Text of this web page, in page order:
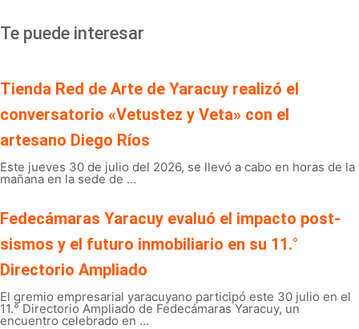
Te puede interesar
Tienda Red de Arte de Yaracuy realizó el
conversatorio «Vetustez y Veta» con el
artesano Diego Ríos
Este jueves 30 de julio del 2026, se llevó a cabo en horas de la
mañana en la sede de ...
Fedecámaras Yaracuy evaluó el impacto post-
sismos y el futuro inmobiliario en su 11.°
Directorio Ampliado
El gremio empresarial yaracuyano participó este 30 julio en el
11.° Directorio Ampliado de Fedecámaras Yaracuy, un
encuentro celebrado en ...